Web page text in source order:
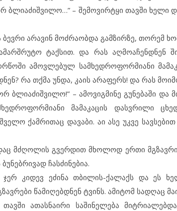
ბლიაძიშვილო…” – შემოვირტყი თავში ხელი
ბევრი არავინ მოძრაობდა გამზირზე, თორემ
ტაქსით. და რას აღმოაჩენდნენ
ამოვლებულ სამხედროფორმიანი
რა თქმა უნდა, კაის არაფერს! და რას
ბლიაძიშვილო!” – ამოვიგმინე გუნებაში
მამაკაცის დასვრილი
ქამრითაც დავაბი. აი ასე უკვე
მძღოლის გვერდით მხოლოდ ერთი
ჩასძინებია.
ჯერ კიდევ ეძინა თბილის-ქალაქს და ეს
წამიღებდნენ ტვინს. ამიტომ სადღაც
ათასნაირი საშინელება